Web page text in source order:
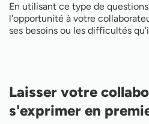
En utilisant ce type de
l'opportunité à votre
ses besoins ou les difficultés
Laisser votre
s'exprimer en